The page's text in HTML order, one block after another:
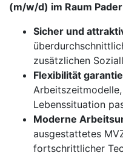
(m/w/d) im Raum
Sicher und
zusätzlichen
Flexibilität
Lebenssituation
Moderne
ausgestattetes
fortschrittlicher